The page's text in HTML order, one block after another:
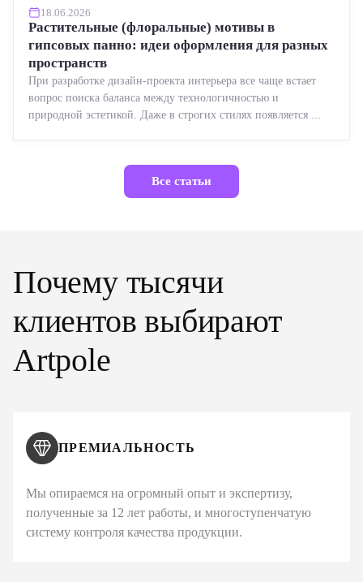
18.06.2026
Растительные (флоральные) мотивы в
гипсовых панно: идеи оформления для разных
пространств
При разработке дизайн-проекта интерьера все чаще встает
вопрос поиска баланса между технологичностью и
природной эстетикой. Даже в строгих стилях появляется ...
Все статьи
Почему тысячи
клиентов выбирают
Artpole
ПРЕМИАЛЬНОСТЬ
Мы опираемся на огромный опыт и экспертизу,
полученные за 12 лет работы, и многоступенчатую
систему контроля качества продукции.